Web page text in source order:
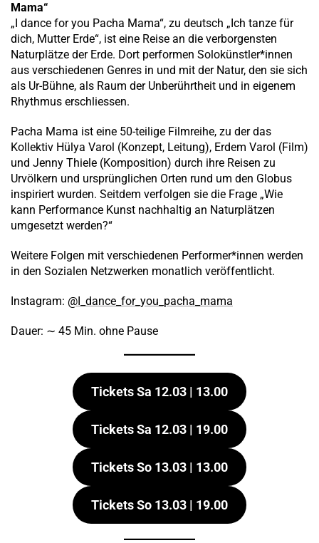
Mama“
„I dance for you Pacha Mama“, zu deutsch „Ich tanze für
dich, Mutter Erde“, ist eine Reise an die verborgensten
Naturplätze der Erde. Dort performen Solokünstler*innen
aus verschiedenen Genres in und mit der Natur, den sie sich
als Ur-Bühne, als Raum der Unberührtheit und in eigenem
Rhythmus erschliessen.
Pacha Mama ist eine 50-teilige Filmreihe, zu der das
Kollektiv Hülya Varol (Konzept, Leitung), Erdem Varol (Film)
und Jenny Thiele (Komposition) durch ihre Reisen zu
Urvölkern und ursprünglichen Orten rund um den Globus
inspiriert wurden. Seitdem verfolgen sie die Frage „Wie
kann Performance Kunst nachhaltig an Naturplätzen
umgesetzt werden?“
Weitere Folgen mit verschiedenen Performer*innen werden
in den Sozialen Netzwerken monatlich veröffentlicht.
Instagram: @I_dance_for_you_pacha_mama
Dauer: ∼ 45 Min. ohne Pause
Tickets Sa 12.03 | 13.00
Tickets Sa 12.03 | 19.00
Tickets So 13.03 | 13.00
Tickets So 13.03 | 19.00